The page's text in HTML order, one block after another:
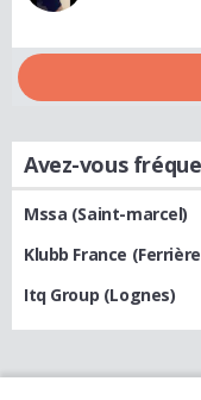
Avez-vous
Mssa (Saint-marcel)
Klubb France
Itq Group (Lognes)